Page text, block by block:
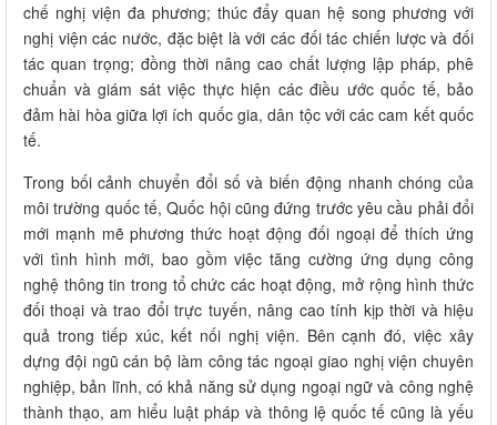
chế nghị viện đa phương; thúc đẩy quan hệ song phương với
nghị viện các nước, đặc biệt là với các đối tác chiến lược và đối
tác quan trọng; đồng thời nâng cao chất lượng lập pháp, phê
chuẩn và giám sát việc thực hiện các điều ước quốc tế, bảo
đảm hài hòa giữa lợi ích quốc gia, dân tộc với các cam kết quốc
tế.
Trong bối cảnh chuyển đổi số và biến động nhanh chóng của
môi trường quốc tế, Quốc hội cũng đứng trước yêu cầu phải đổi
mới mạnh mẽ phương thức hoạt động đối ngoại để thích ứng
với tình hình mới, bao gồm việc tăng cường ứng dụng công
nghệ thông tin trong tổ chức các hoạt động, mở rộng hình thức
đối thoại và trao đổi trực tuyến, nâng cao tính kịp thời và hiệu
quả trong tiếp xúc, kết nối nghị viện. Bên cạnh đó, việc xây
dựng đội ngũ cán bộ làm công tác ngoại giao nghị viện chuyên
nghiệp, bản lĩnh, có khả năng sử dụng ngoại ngữ và công nghệ
thành thạo, am hiểu luật pháp và thông lệ quốc tế cũng là yếu